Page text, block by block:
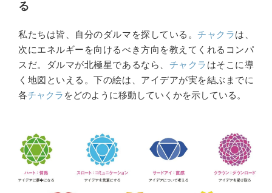
る
私たちは皆、自分のダルマを探している。チャクラは、
次にエネルギーを向けるべき方向を教えてくれるコンパ
スだ。ダルマが北極星であるなら、 チャクラ はそこに導
く地図といえる。下の絵は、アイデアが実を結ぶまでに
各チャクラ をどのように移動していくかを示している。